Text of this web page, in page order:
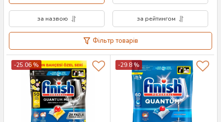
за назвою за рейтингом
Фільтр товарів
-25.06 % -29.8 %